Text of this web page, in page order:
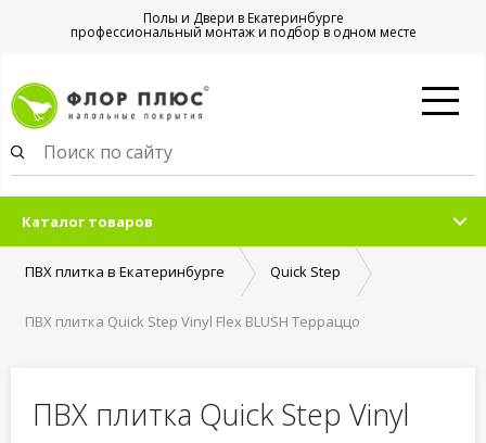
Полы и Двери в Екатеринбурге
профессиональный монтаж и подбор в одном месте
Каталог товаров
ПВХ плитка в Екатеринбурге Quick Step
ПВХ плитка Quick Step Vinyl Flex BLUSH Терраццо
ПВХ плитка Quick Step Vinyl